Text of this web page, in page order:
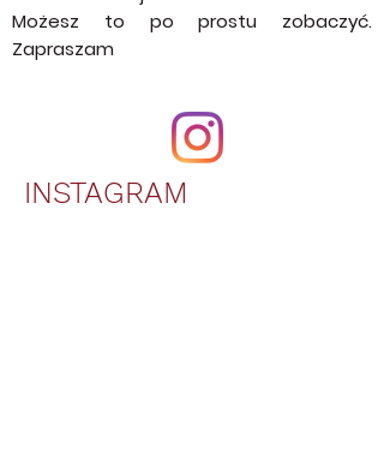
wideo bloga. Teraz nie musisz się
zastanawiać jak to zostało zrobione.